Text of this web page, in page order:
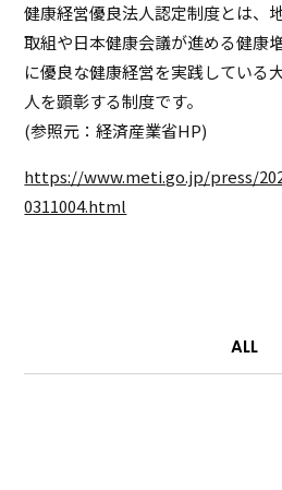
健康経営優良法人認定制度とは、
取組や日本健康会議が進める健康
に優良な健康経営を実践している
人を顕彰する制度です。
(参照元：経済産業省HP)
https://www.meti.go.jp/press/
0311004.html
ALL